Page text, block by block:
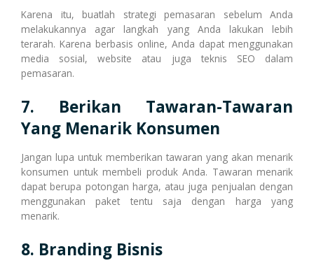
Karena itu, buatlah strategi pemasaran sebelum Anda
melakukannya agar langkah yang Anda lakukan lebih
terarah. Karena berbasis online, Anda dapat menggunakan
media sosial, website atau juga teknis SEO dalam
pemasaran.
7. Berikan Tawaran-Tawaran
Yang Menarik Konsumen
Jangan lupa untuk memberikan tawaran yang akan menarik
konsumen untuk membeli produk Anda. Tawaran menarik
dapat berupa potongan harga, atau juga penjualan dengan
menggunakan paket tentu saja dengan harga yang
menarik.
8. Branding Bisnis